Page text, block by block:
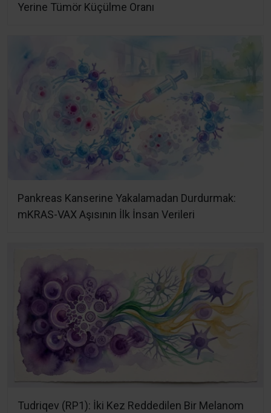
Yerine Tümör Küçülme Oranı
Pankreas Kanserine Yakalamadan Durdurmak:
mKRAS-VAX Aşısının İlk İnsan Verileri
Tudriqev (RP1): İki Kez Reddedilen Bir Melanom